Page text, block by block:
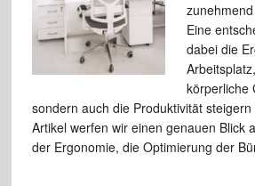
Eine
dabei die
körperliche
sondern auch die Produktivität
Artikel werfen wir einen genauen Blick
der Ergonomie, die Optimierung der